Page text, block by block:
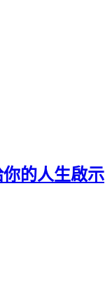
的人生啟示